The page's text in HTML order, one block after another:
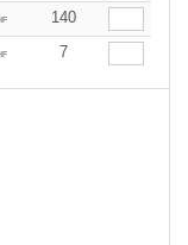
140
7